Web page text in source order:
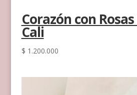
Corazón con
Cali
$ 1.200.000